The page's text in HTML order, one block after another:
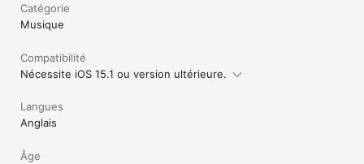
Catégorie
Musique
Compatibilité
Nécessite iOS 15.1 ou version ultérieure.
Langues
Anglais
Âge